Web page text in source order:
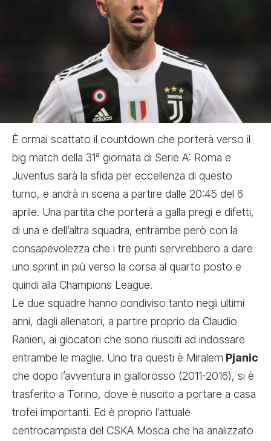
È ormai scattato il countdown che porterà verso il
big match della 31ª giornata di Serie A: Roma e
Juventus sarà la sfida per eccellenza di questo
turno, e andrà in scena a partire dalle 20:45 del 6
aprile. Una partita che porterà a galla pregi e difetti,
di una e dell’altra squadra, entrambe però con la
consapevolezza che i tre punti servirebbero a dare
uno sprint in più verso la corsa al quarto posto e
quindi alla Champions League.
Le due squadre hanno condiviso tanto negli ultimi
anni, dagli allenatori, a partire proprio da Claudio
Ranieri, ai giocatori che sono riusciti ad indossare
entrambe le maglie. Uno tra questi è Miralem Pjanic
che dopo l’avventura in giallorosso (2011-2016), si è
trasferito a Torino, dove è riuscito a portare a casa
trofei importanti. Ed è proprio l’attuale
centrocampista del CSKA Mosca che ha analizzato